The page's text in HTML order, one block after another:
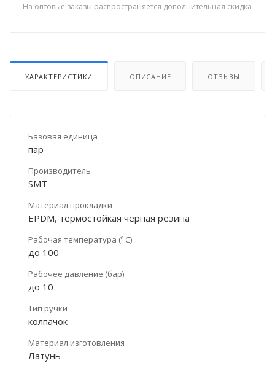
На оптовые заказы распространяется дополнительная скидка
ХАРАКТЕРИСТИКИ ОПИСАНИЕ ОТЗЫВЫ
Базовая единица
пар
Производитель
SMT
Материал прокладки
EPDM, термостойкая черная резина
Рабочая температура (º С)
до 100
Рабочее давление (бар)
до 10
Тип ручки
колпачок
Материал изготовления
Латунь